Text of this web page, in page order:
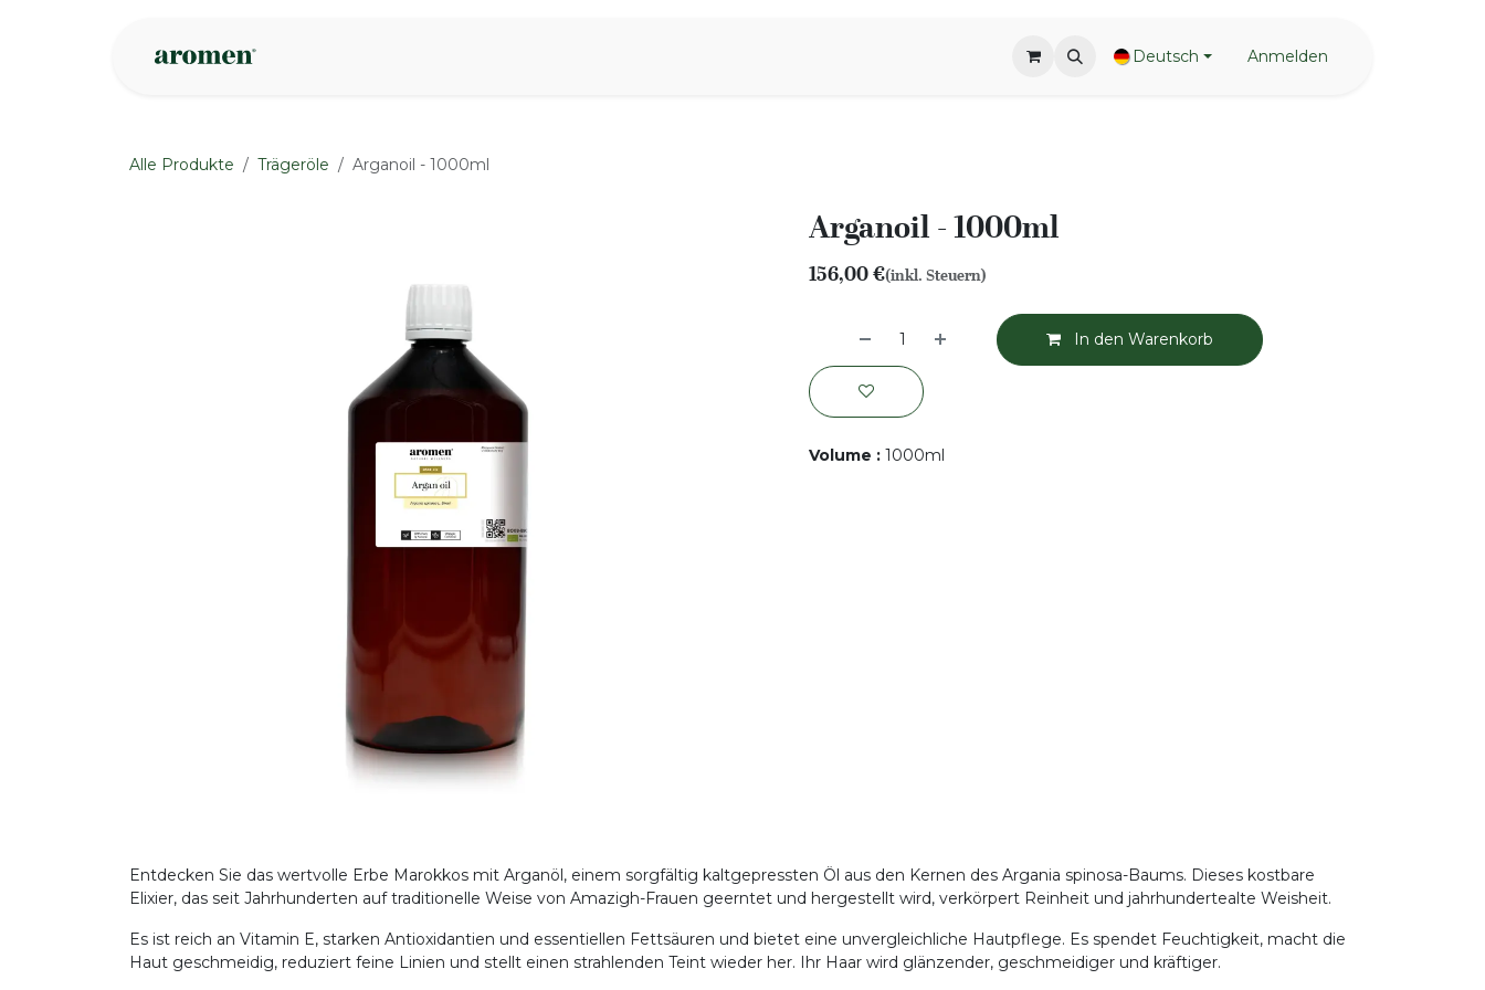
Deutsch Anmelden
Alle Produkte Trägeröle Arganoil - 1000ml
Arganoil - 1000ml
156,00€(inkl. Steuern)
In den Warenkorb
Volume : 1000ml
Entdecken Sie das wertvolle Erbe Marokkos mit Arganöl, einem sorgfältig kaltgepressten Öl aus den Kernen des Argania spinosa-Baums. Dieses kostbare
Elixier, das seit Jahrhunderten auf traditionelle Weise von Amazigh-Frauen geerntet und hergestellt wird, verkörpert Reinheit und jahrhundertealte Weisheit.
Es ist reich an Vitamin E, starken Antioxidantien und essentiellen Fettsäuren und bietet eine unvergleichliche Hautpflege. Es spendet Feuchtigkeit, macht die
Haut geschmeidig, reduziert feine Linien und stellt einen strahlenden Teint wieder her. Ihr Haar wird glänzender, geschmeidiger und kräftiger.